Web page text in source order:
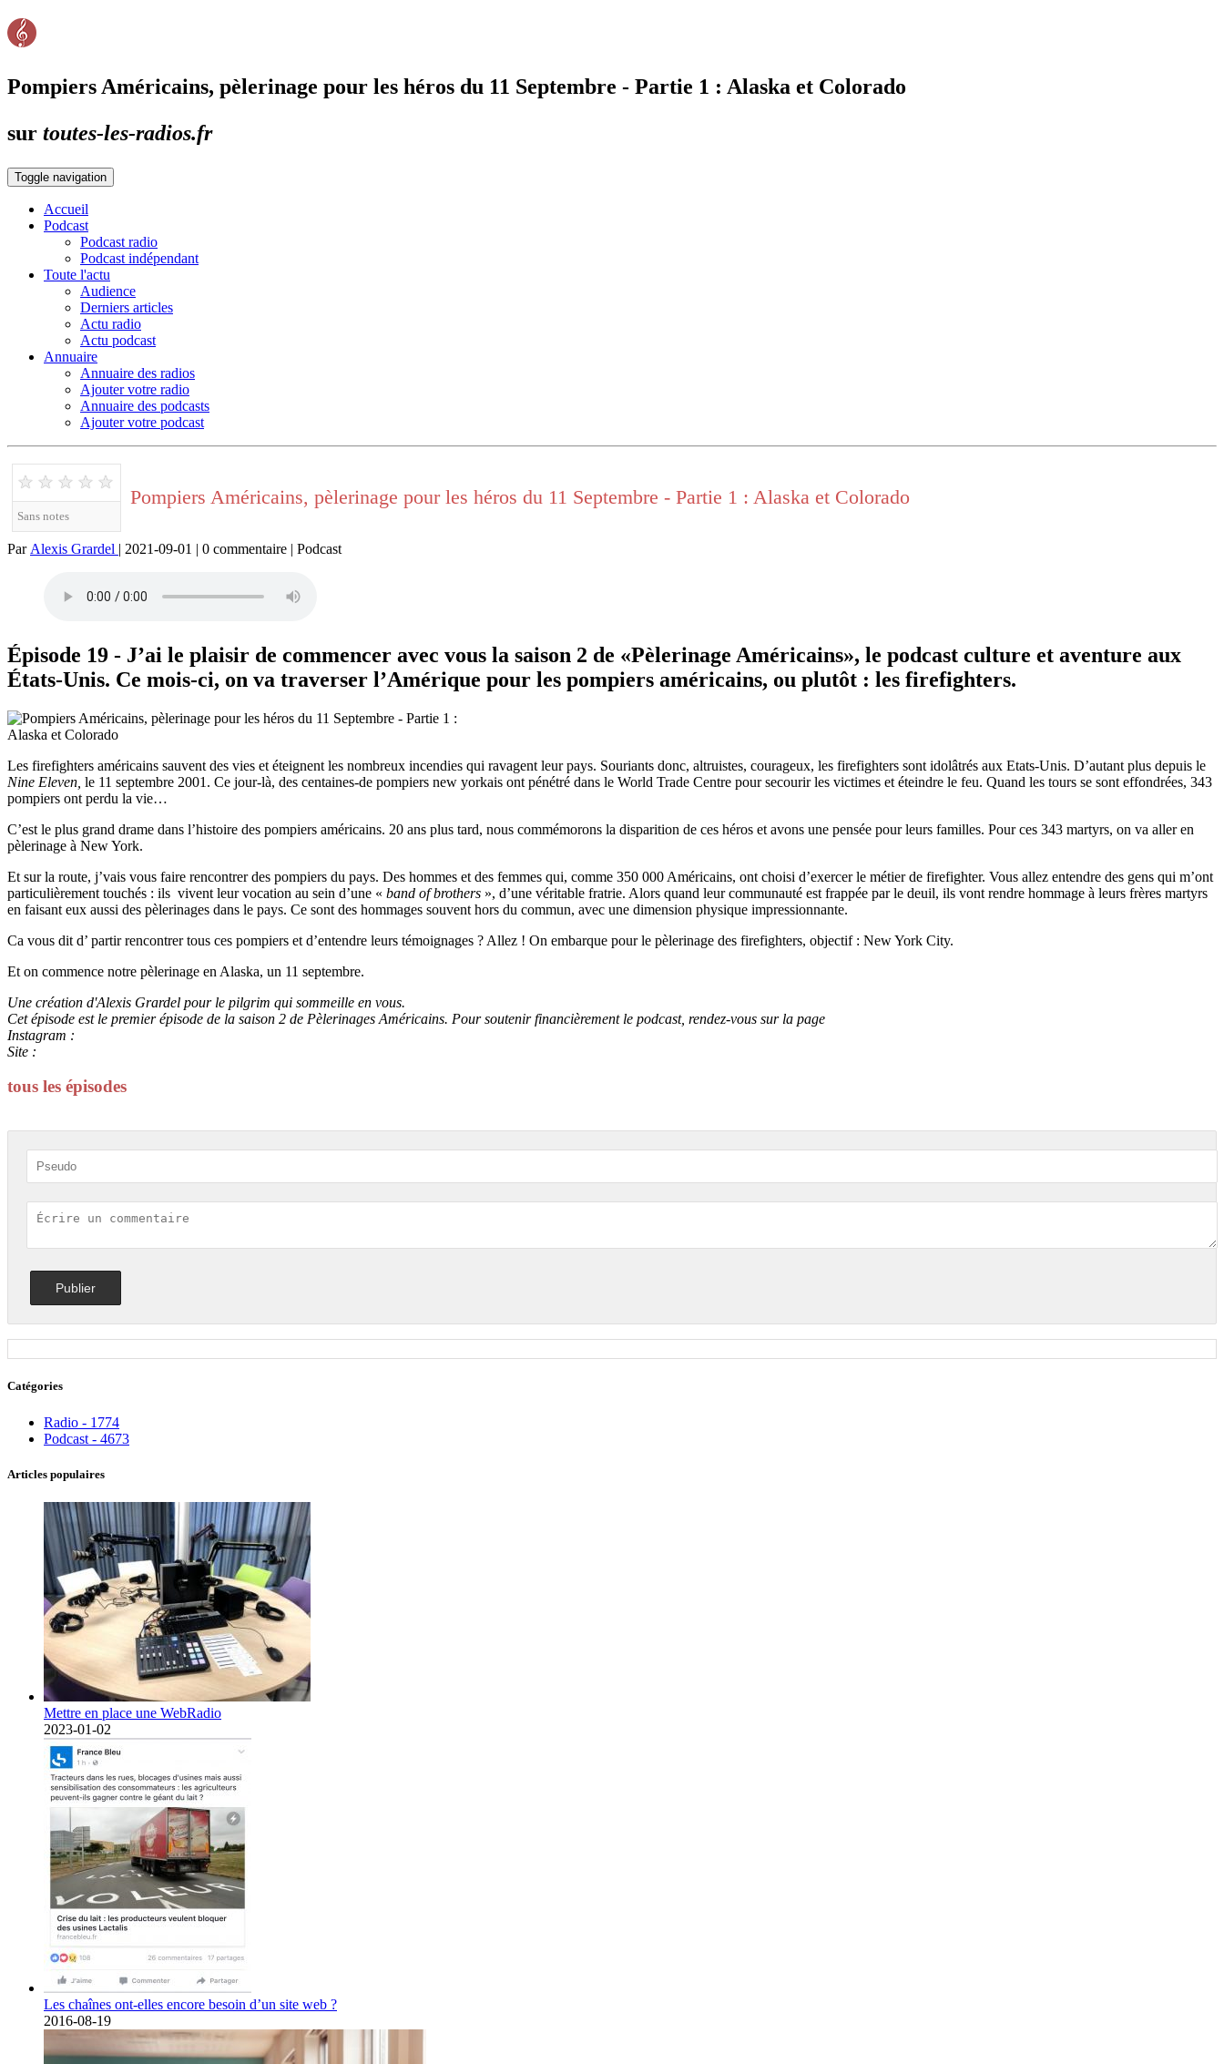
Pompiers Américains, pèlerinage pour les héros du 11 Septembre - Partie 1 : Alaska et Colorado
sur toutes-les-radios.fr
Toggle navigation
Accueil
Podcast
Podcast radio
Podcast indépendant
Toute l'actu
Audience
Derniers articles
Actu radio
Actu podcast
Annuaire
Annuaire des radios
Ajouter votre radio
Annuaire des podcasts
Ajouter votre podcast
★ ★ ★ ★ ★
Sans notes
Pompiers Américains, pèlerinage pour les héros du 11 Septembre - Partie 1 : Alaska et Colorado
Par Alexis Grardel | 2021-09-01 | 0 commentaire | Podcast
Épisode 19 - J’ai le plaisir de commencer avec vous la saison 2 de «Pèlerinage Américains», le podcast culture et aventure aux
États-Unis. Ce mois-ci, on va traverser l’Amérique pour les pompiers américains, ou plutôt : les firefighters.
Les firefighters américains sauvent des vies et éteignent les nombreux incendies qui ravagent leur pays. Souriants donc, altruistes, courageux, les firefighters sont idolâtrés aux Etats-Unis. D’autant plus depuis le
Nine Eleven, le 11 septembre 2001. Ce jour-là, des centaines-de pompiers new yorkais ont pénétré dans le World Trade Centre pour secourir les victimes et éteindre le feu. Quand les tours se sont effondrées, 343
pompiers ont perdu la vie…
C’est le plus grand drame dans l’histoire des pompiers américains. 20 ans plus tard, nous commémorons la disparition de ces héros et avons une pensée pour leurs familles. Pour ces 343 martyrs, on va aller en
pèlerinage à New York.
Et sur la route, j’vais vous faire rencontrer des pompiers du pays. Des hommes et des femmes qui, comme 350 000 Américains, ont choisi d’exercer le métier de firefighter. Vous allez entendre des gens qui m’ont
particulièrement touchés : ils vivent leur vocation au sein d’une « band of brothers », d’une véritable fratrie. Alors quand leur communauté est frappée par le deuil, ils vont rendre hommage à leurs frères martyrs
en faisant eux aussi des pèlerinages dans le pays. Ce sont des hommages souvent hors du commun, avec une dimension physique impressionnante.
Ca vous dit d’ partir rencontrer tous ces pompiers et d’entendre leurs témoignages ? Allez ! On embarque pour le pèlerinage des firefighters, objectif : New York City.
Et on commence notre pèlerinage en Alaska, un 11 septembre.
Une création d'Alexis Grardel pour le pilgrim qui sommeille en vous.
Cet épisode est le premier épisode de la saison 2 de Pèlerinages Américains. Pour soutenir financièrement le podcast, rendez-vous sur la page
Instagram :
Site :
tous les épisodes
Catégories
Radio - 1774
Podcast - 4673
Articles populaires
Mettre en place une WebRadio
2023-01-02
Les chaînes ont-elles encore besoin d’un site web ?
2016-08-19